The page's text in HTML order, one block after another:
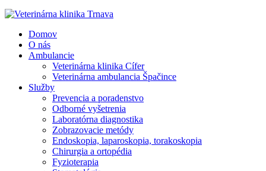
Domov
O nás
Ambulancie
Veterinárna klinika Cífer
Veterinárna ambulancia Špačince
Služby
Prevencia a poradenstvo
Odborné vyšetrenia
Laboratórna diagnostika
Zobrazovacie metódy
Endoskopia, laparoskopia, torakoskopia
Chirurgia a ortopédia
Fyzioterapia